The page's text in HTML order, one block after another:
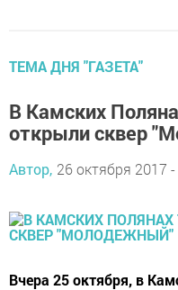
ТЕМА ДНЯ "ГАЗЕТА"
В Камских
открыли сквер
Автор, 26 октября 2017
Вчера 25 октября, в